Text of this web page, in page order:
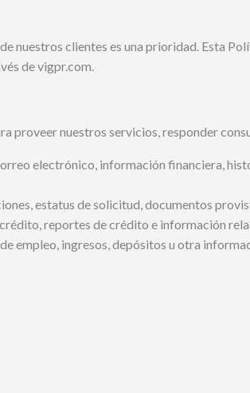
nuestros clientes es una prioridad. Esta
de vigpr.com.
proveer nuestros servicios, responder
electrónico, información financiera,
estatus de solicitud, documentos
reportes de crédito e información
empleo, ingresos, depósitos u otra